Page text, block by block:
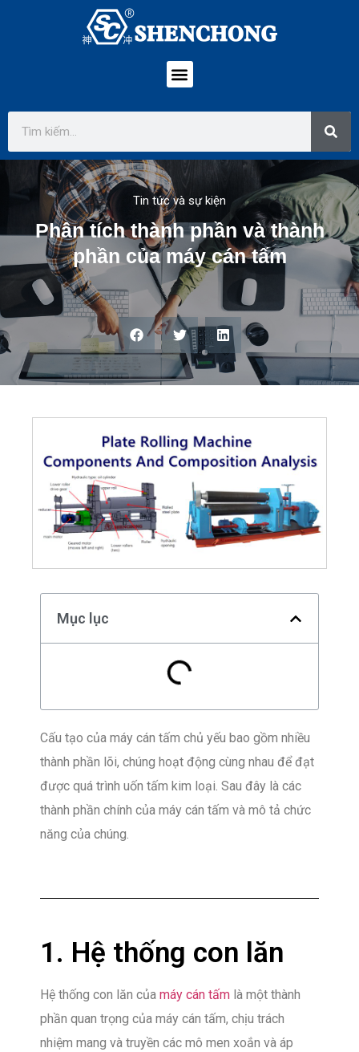
Tin tức và sự kiện
Phân tích thành phần và thành
phần của máy cán tấm
Mục lục
Cấu tạo của máy cán tấm chủ yếu bao gồm nhiều
thành phần lõi, chúng hoạt động cùng nhau để đạt
được quá trình uốn tấm kim loại. Sau đây là các
thành phần chính của máy cán tấm và mô tả chức
năng của chúng.
1. Hệ thống con lăn
Hệ thống con lăn của máy cán tấm là một thành
phần quan trọng của máy cán tấm, chịu trách
nhiệm mang và truyền các mô men xoắn và áp